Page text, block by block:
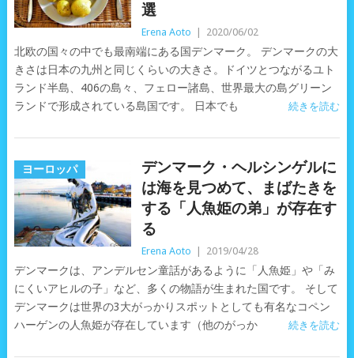
選
Erena Aoto 2020/06/02
北欧の国々の中でも最南端にある国デンマーク。 デンマークの大
きさは日本の九州と同じくらいの大きさ。ドイツとつながるユト
ランド半島、406の島々、フェロー諸島、世界最大の島グリーン
ランドで形成されている島国です。 日本でも
続きを読む
ヨーロッパ
デンマーク・ヘルシンゲルに
は海を見つめて、まばたきを
する「人魚姫の弟」が存在す
る
Erena Aoto 2019/04/28
デンマークは、アンデルセン童話があるように「人魚姫」や「み
にくいアヒルの子」など、多くの物語が生まれた国です。 そして
デンマークは世界の3大がっかりスポットとしても有名なコペン
ハーゲンの人魚姫が存在しています（他のがっか
続きを読む